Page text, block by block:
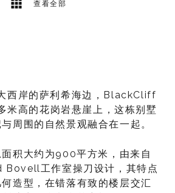
查看全部
西岸的萨利希海边，BlackCliff
米高的花岗岩悬崖上，这栋别墅
周围的自然景观融合在一起。
积大约为900平方米，由来自
Bovell工作室操刀设计，其特点
造型，在错落有致的楼层交汇